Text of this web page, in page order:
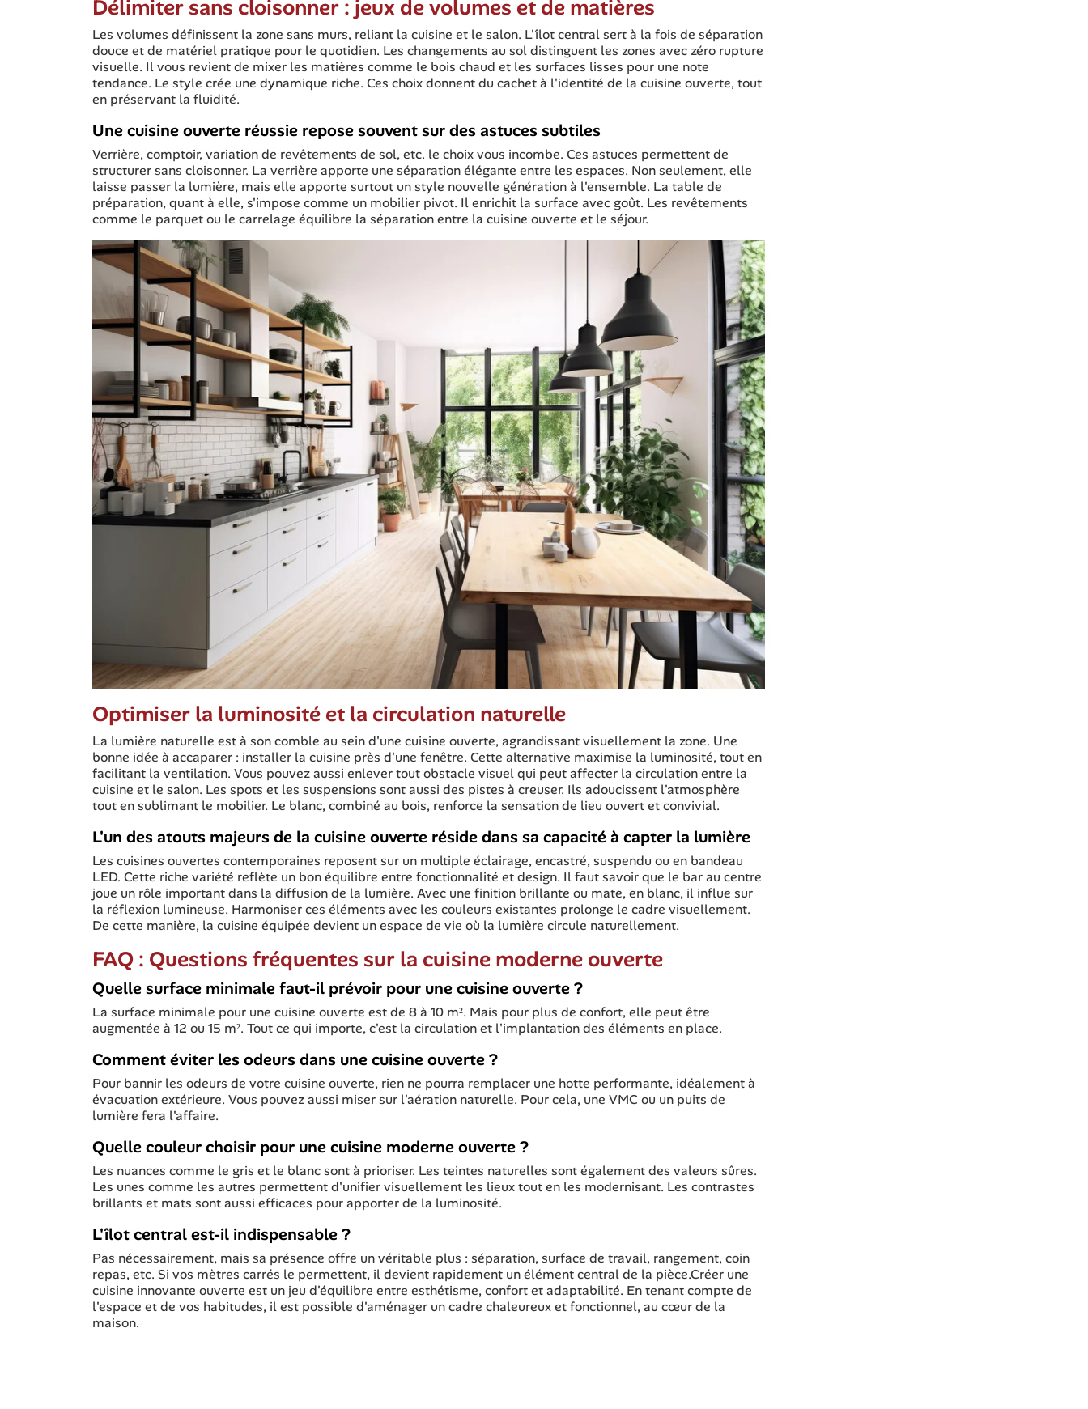
Délimiter sans cloisonner : jeux de volumes et de matières
Les volumes définissent la zone sans murs, reliant la cuisine et le salon. L'îlot central sert à la fois de séparation
douce et de matériel pratique pour le quotidien. Les changements au sol distinguent les zones avec zéro rupture
visuelle. Il vous revient de mixer les matières comme le bois chaud et les surfaces lisses pour une note
tendance. Le style crée une dynamique riche. Ces choix donnent du cachet à l'identité de la cuisine ouverte, tout
en préservant la fluidité.
Une cuisine ouverte réussie repose souvent sur des astuces subtiles
Verrière, comptoir, variation de revêtements de sol, etc. le choix vous incombe. Ces astuces permettent de
structurer sans cloisonner. La verrière apporte une séparation élégante entre les espaces. Non seulement, elle
laisse passer la lumière, mais elle apporte surtout un style nouvelle génération à l'ensemble. La table de
préparation, quant à elle, s'impose comme un mobilier pivot. Il enrichit la surface avec goût. Les revêtements
comme le parquet ou le carrelage équilibre la séparation entre la cuisine ouverte et le séjour.
Optimiser la luminosité et la circulation naturelle
La lumière naturelle est à son comble au sein d'une cuisine ouverte, agrandissant visuellement la zone. Une
bonne idée à accaparer : installer la cuisine près d'une fenêtre. Cette alternative maximise la luminosité, tout en
facilitant la ventilation. Vous pouvez aussi enlever tout obstacle visuel qui peut affecter la circulation entre la
cuisine et le salon. Les spots et les suspensions sont aussi des pistes à creuser. Ils adoucissent l'atmosphère
tout en sublimant le mobilier. Le blanc, combiné au bois, renforce la sensation de lieu ouvert et convivial.
L'un des atouts majeurs de la cuisine ouverte réside dans sa capacité à capter la lumière
Les cuisines ouvertes contemporaines reposent sur un multiple éclairage, encastré, suspendu ou en bandeau
LED. Cette riche variété reflète un bon équilibre entre fonctionnalité et design. Il faut savoir que le bar au centre
joue un rôle important dans la diffusion de la lumière. Avec une finition brillante ou mate, en blanc, il influe sur
la réflexion lumineuse. Harmoniser ces éléments avec les couleurs existantes prolonge le cadre visuellement.
De cette manière, la cuisine équipée devient un espace de vie où la lumière circule naturellement.
FAQ : Questions fréquentes sur la cuisine moderne ouverte
Quelle surface minimale faut-il prévoir pour une cuisine ouverte ?
La surface minimale pour une cuisine ouverte est de 8 à 10 m². Mais pour plus de confort, elle peut être
augmentée à 12 ou 15 m². Tout ce qui importe, c'est la circulation et l'implantation des éléments en place.
Comment éviter les odeurs dans une cuisine ouverte ?
Pour bannir les odeurs de votre cuisine ouverte, rien ne pourra remplacer une hotte performante, idéalement à
évacuation extérieure. Vous pouvez aussi miser sur l'aération naturelle. Pour cela, une VMC ou un puits de
lumière fera l'affaire.
Quelle couleur choisir pour une cuisine moderne ouverte ?
Les nuances comme le gris et le blanc sont à prioriser. Les teintes naturelles sont également des valeurs sûres.
Les unes comme les autres permettent d'unifier visuellement les lieux tout en les modernisant. Les contrastes
brillants et mats sont aussi efficaces pour apporter de la luminosité.
L'îlot central est-il indispensable ?
Pas nécessairement, mais sa présence offre un véritable plus : séparation, surface de travail, rangement, coin
repas, etc. Si vos mètres carrés le permettent, il devient rapidement un élément central de la pièce.Créer une
cuisine innovante ouverte est un jeu d'équilibre entre esthétisme, confort et adaptabilité. En tenant compte de
l'espace et de vos habitudes, il est possible d'aménager un cadre chaleureux et fonctionnel, au cœur de la
maison.